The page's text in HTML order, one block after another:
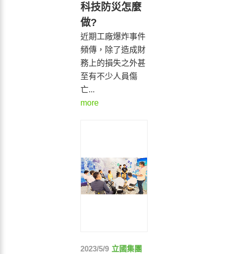
科技防災怎麼
做?
近期工廠爆炸事件
頻傳，除了造成財
務上的損失之外甚
至有不少人員傷
亡...
more
2023/5/9 立國集團